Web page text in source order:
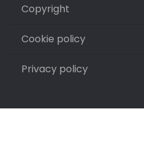
Copyright
Cookie policy
Privacy policy